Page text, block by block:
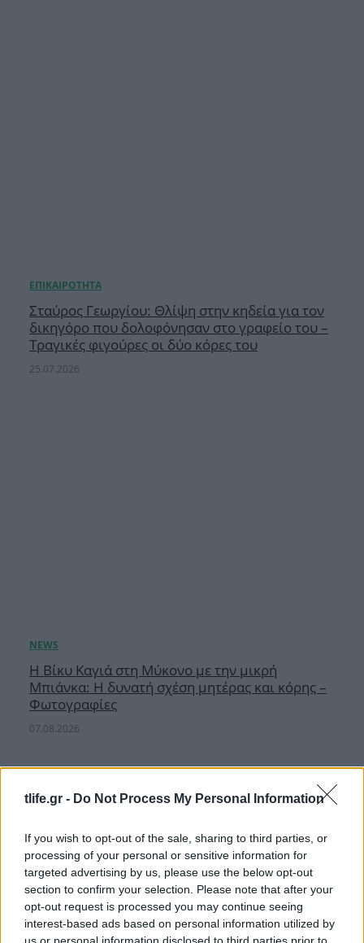
tlife.gr - Do Not Process My Personal Information
If you wish to opt-out of the sale, sharing to third parties, or
processing of your personal or sensitive information for
targeted advertising by us, please use the below opt-out
section to confirm your selection. Please note that after your
opt-out request is processed you may continue seeing
interest-based ads based on personal information utilized by
Σταύρος Γεωργίου: Θλίψη στην κηδεία για τον
δικηγόρο που δολοφόνησαν στο γραφείο του –
Τραγικές φιγούρες οι δύο κόρες του
25.07.2026
Η Βίκυ Καγιά στη Μύκονο με την μικρή
Μπιάνκα: Η δυνατή σχέση μητέρας και κόρης –
Φωτογραφίες
07.08.2026